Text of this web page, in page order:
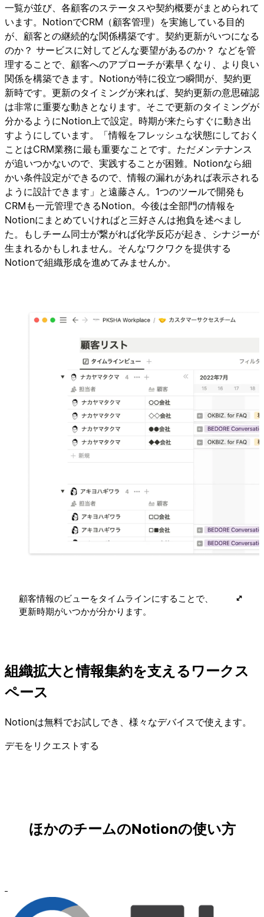
一覧が並び、各顧客のステータスや契約概要がまとめられて
います。NotionでCRM（顧客管理）を実施している目的
が、顧客との継続的な関係構築です。契約更新がいつになる
のか？ サービスに対してどんな要望があるのか？ などを管
理することで、顧客へのアプローチが素早くなり、より良い
関係を構築できます。Notionが特に役立つ瞬間が、契約更
新時です。更新のタイミングが来れば、契約更新の意思確認
は非常に重要な動きとなります。そこで更新のタイミングが
分かるようにNotion上で設定。時期が来たらすぐに動き出
すようにしています。「情報をフレッシュな状態にしておく
ことはCRM業務に最も重要なことです。ただメンテナンス
が追いつかないので、実践することが困難。Notionなら細
かい条件設定ができるので、情報の漏れがあれば表示される
ように設計できます」と遠藤さん。1つのツールで開発も
CRMも一元管理できるNotion。今後は全部門の情報を
Notionにまとめていければと三好さんは抱負を述べまし
た。もしチーム同士が繋がれば化学反応が起き、シナジーが
生まれるかもしれません。そんなワクワクを提供する
Notionで組織形成を進めてみませんか。
顧客情報のビューをタイムラインにすることで、
更新時期がいつかが分かります。
組織拡大と情報集約を支えるワークス
ペース
Notionは無料でお試しでき、様々なデバイスで使えます。
デモをリクエストする
ほかのチームのNotionの使い方